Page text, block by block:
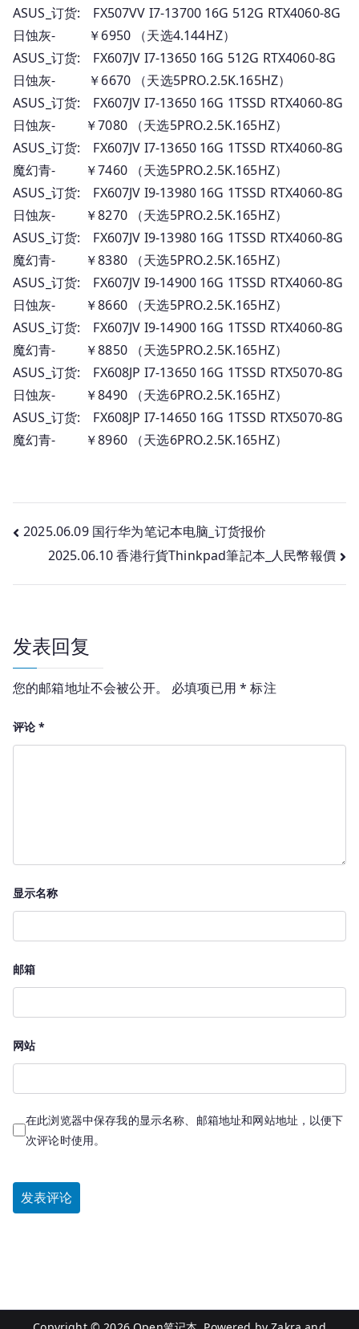
ASUS_订货: FX507VV I7-13700 16G 512G RTX4060-8G
日蚀灰- ￥6950 （天选4.144HZ）
ASUS_订货: FX607JV I7-13650 16G 512G RTX4060-8G
日蚀灰- ￥6670 （天选5PRO.2.5K.165HZ）
ASUS_订货: FX607JV I7-13650 16G 1TSSD RTX4060-8G
日蚀灰- ￥7080 （天选5PRO.2.5K.165HZ）
ASUS_订货: FX607JV I7-13650 16G 1TSSD RTX4060-8G
魔幻青- ￥7460 （天选5PRO.2.5K.165HZ）
ASUS_订货: FX607JV I9-13980 16G 1TSSD RTX4060-8G
日蚀灰- ￥8270 （天选5PRO.2.5K.165HZ）
ASUS_订货: FX607JV I9-13980 16G 1TSSD RTX4060-8G
魔幻青- ￥8380 （天选5PRO.2.5K.165HZ）
ASUS_订货: FX607JV I9-14900 16G 1TSSD RTX4060-8G
日蚀灰- ￥8660 （天选5PRO.2.5K.165HZ）
ASUS_订货: FX607JV I9-14900 16G 1TSSD RTX4060-8G
魔幻青- ￥8850 （天选5PRO.2.5K.165HZ）
ASUS_订货: FX608JP I7-13650 16G 1TSSD RTX5070-8G
日蚀灰- ￥8490 （天选6PRO.2.5K.165HZ）
ASUS_订货: FX608JP I7-14650 16G 1TSSD RTX5070-8G
魔幻青- ￥8960 （天选6PRO.2.5K.165HZ）
文
航
2025.06.09 国行华为笔记本电脑_订货报价
2025.06.10 香港行貨Thinkpad筆記本_人民幣報價
发表回复
您的邮箱地址不会被公开。 必填项已用* 标注
评论*
显示名称
邮箱
网站
在此浏览器中保存我的显示名称、邮箱地址和网站地址，以便下
次评论时使用。